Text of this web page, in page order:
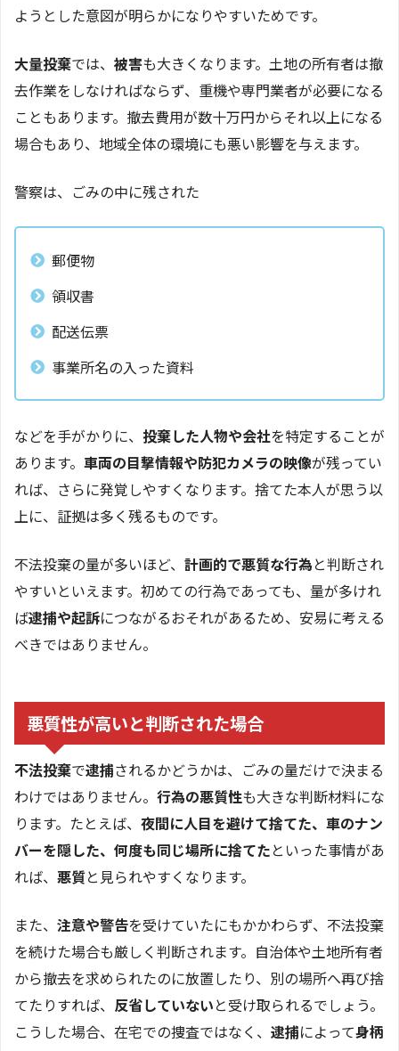
ようとした意図が明らかになりやすいためです。
大量投棄では、 被害も大きくなります。土地の所有者は撤
去作業をしなければならず、重機や専門業者が必要になる
こともあります。撤去費用が数十万円からそれ以上になる
場合もあり、地域全体の環境にも悪い影響を与えます。
警察は、ごみの中に残された
郵便物
領収書
配送伝票
事業所名の入った資料
などを手がかりに、 投棄した人物や会社を特定することが
あります。 車両の目撃情報や防犯カメラの映像が残ってい
れば、さらに発覚しやすくなります。捨てた本人が思う以
上に、証拠は多く残るものです。
不法投棄の量が多いほど、 計画的で悪質な行為と判断され
やすいといえます。初めての行為であっても、量が多けれ
ば逮捕や起訴につながるおそれがあるため、安易に考える
べきではありません。
悪質性が高いと判断された場合
不法投棄で逮捕されるかどうかは、ごみの量だけで決まる
わけではありません。 行為の悪質性も大きな判断材料にな
ります。たとえば、 夜間に人目を避けて捨てた、車のナン
バーを隠した、何度も同じ場所に捨てたといった事情があ
れば、 悪質と見られやすくなります。
また、 注意や警告を受けていたにもかかわらず、不法投棄
を続けた場合も厳しく判断されます。自治体や土地所有者
から撤去を求められたのに放置したり、別の場所へ再び捨
てたりすれば、 反省していないと受け取られるでしょう。
こうした場合、在宅での捜査ではなく、 逮捕によって身柄